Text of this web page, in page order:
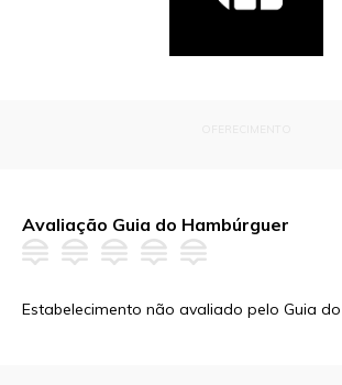
Avaliação Guia do Hambúrguer
Estabelecimento não avaliado pelo Guia